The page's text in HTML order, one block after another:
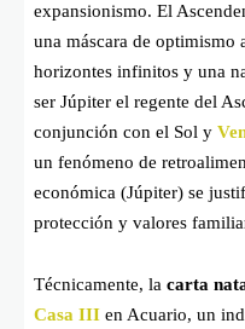
expansionismo. El
una máscara de optimismo
horizontes infinitos y una
ser Júpiter el regente del
conjunción con el Sol y
un fenómeno de
económica (Júpiter) se
protección y valores
Técnicamente, la carta
Casa III en Acuario, un